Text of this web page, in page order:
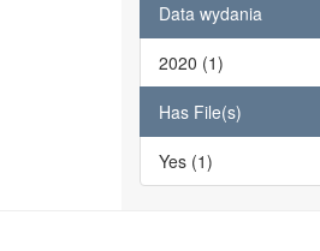
Data wydania
2020 (1)
Has File(s)
Yes (1)